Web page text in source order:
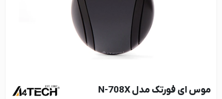
موس ای فورتک مدل N-708X